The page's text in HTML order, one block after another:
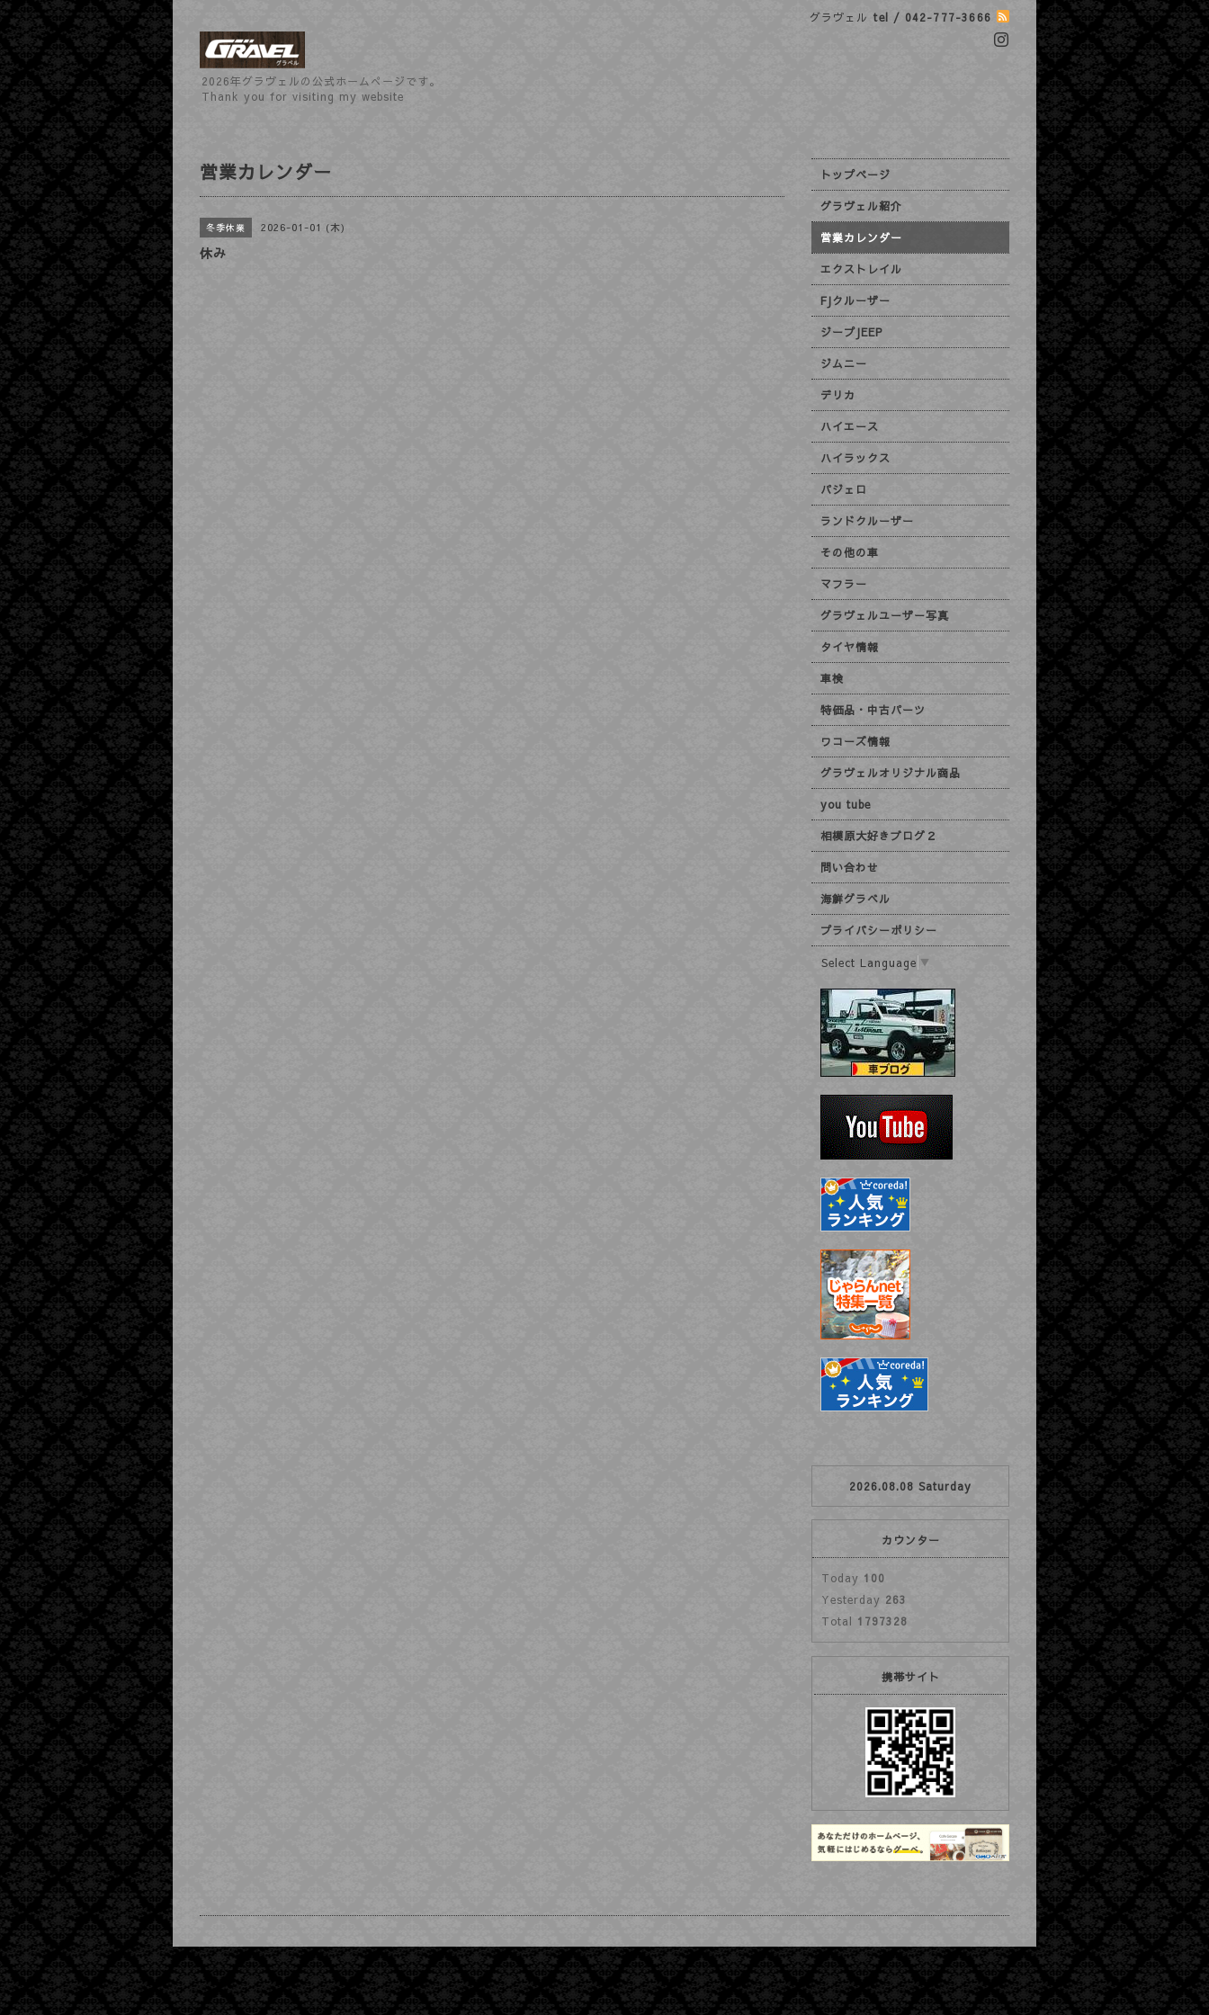
グラヴェル tel / 042-777-3666
2026年グラヴェルの公式ホームぺージです。
Thank you for visiting my website
営業カレンダー
冬季休業 2026-01-01 (木)
休み
トップページ
グラヴェル紹介
営業カレンダー
エクストレイル
FJクルーザー
ジープJEEP
ジムニー
デリカ
ハイエース
ハイラックス
パジェロ
ランドクルーザー
その他の車
マフラー
グラヴェルユーザー写真
タイヤ情報
車検
特価品・中古パーツ
ワコーズ情報
グラヴェルオリジナル商品
you tube
相模原大好きブログ２
問い合わせ
海鮮グラベル
プライバシーポリシー
Select Language ▼
2026.08.08 Saturday
カウンター
Today 100
Yesterday 263
Total 1797328
携帯サイト